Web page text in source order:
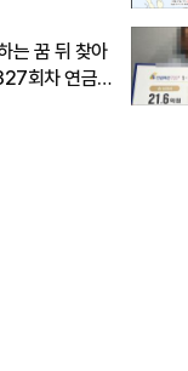
는 꿈 뒤 찾아
회차 연금